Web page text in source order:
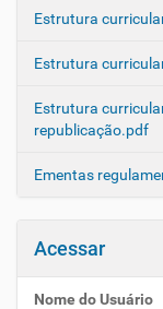
Estrutura
Estrutura
Estrutura
republicação.pdf
Ementas
Acessar
Nome do Usuário